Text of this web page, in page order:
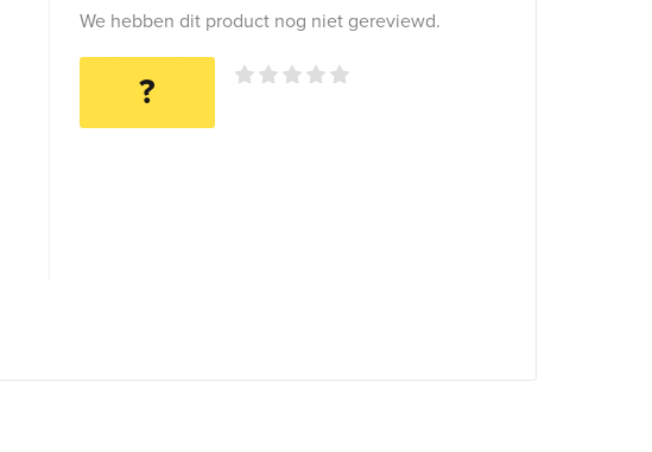
We hebben dit product nog niet gereviewd.
?